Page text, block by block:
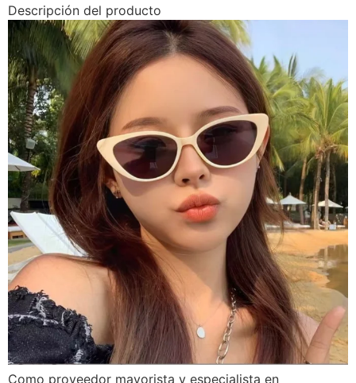
Descripción del producto
Como proveedor mayorista y especialista en